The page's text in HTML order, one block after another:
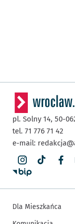
pl. Solny 14, 50-
tel. 71 776 71 42
e-mail:
Dla Mieszkańca